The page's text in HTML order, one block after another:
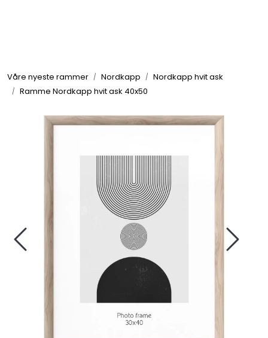
Våre nyeste rammer Nordkapp
Nordkapp hvit ask
Ramme Nordkapp hvit ask 40x50
Passepartout
Tilbehør til innramming
Glass art
Malerier
Trykk av bilder/skilt og innramming